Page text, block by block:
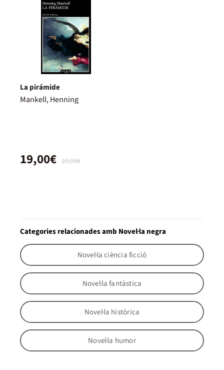
La pirámide
Mankell, Henning
20,00€
19,00€
Categories relacionades amb Novel·la negra
Novel·la ciència ficció
Novel·la fantàstica
Novel·la històrica
Novel·la humor